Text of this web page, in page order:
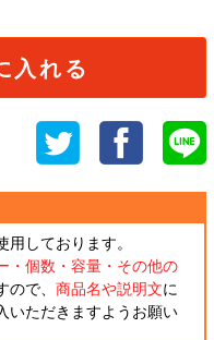
入れる
用しております。
・個数・容量・その他の
で、 商品名や説明文に
いただきますようお願い